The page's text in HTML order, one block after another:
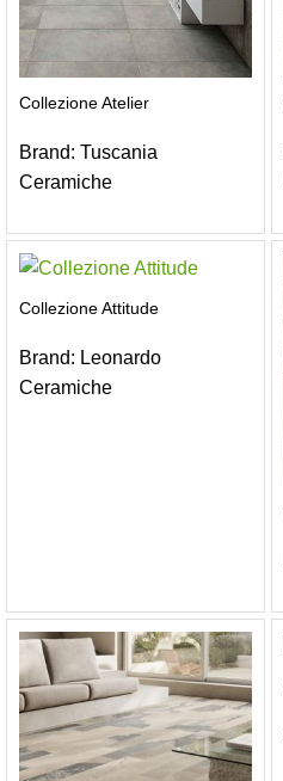
Collezione Atelier
Brand: Tuscania
Ceramiche
Collezione Attitude
Brand: Leonardo
Ceramiche